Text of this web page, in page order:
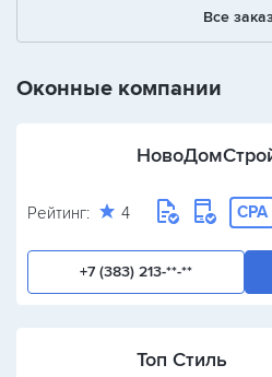
Все
Оконные компании
Рейтинг: 4 CPA
+7 (383) 213-**-**
Топ Стиль